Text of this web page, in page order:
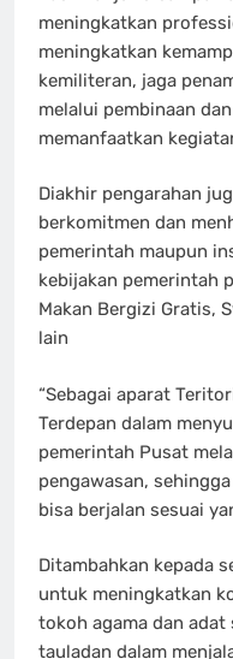
meningkatkan
meningkatkan
kemiliteran, jaga
melalui pembinaan
memanfaatkan
Diakhir pengarahan
berkomitmen dan
pemerintah maupun
kebijakan pemerintah
Makan Bergizi Gratis,
lain
“Sebagai aparat
Terdepan dalam
pemerintah Pusat
pengawasan,
bisa berjalan sesuai
Ditambahkan kepada
untuk meningkatkan
tokoh agama dan
tauladan dalam